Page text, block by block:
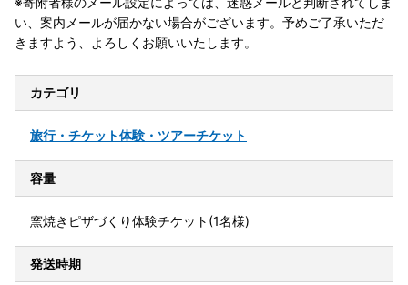
い、案内メールが届かない場合がございます。予めご了承いただ
きますよう、よろしくお願いいたします。
カテゴリ
旅行・チケット体験・ツアーチケット
容量
窯焼きピザづくり体験チケット(1名様)
発送時期